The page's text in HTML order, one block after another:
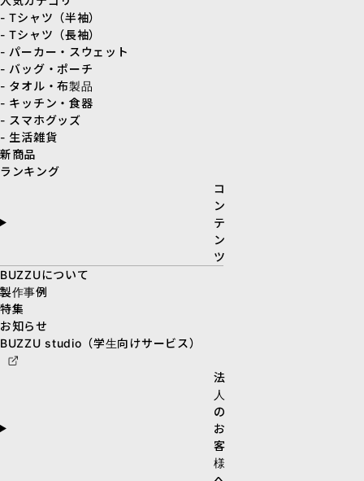
- Tシャツ（半袖）
- Tシャツ（長袖）
- パーカー・スウェット
- バッグ・ポーチ
- タオル・布製品
- キッチン・食器
- スマホグッズ
- 生活雑貨
新商品
ランキング
コ
ン
テ
ン
ツ
BUZZUについて
製作事例
特集
お知らせ
BUZZU studio（学生向けサービス）
法
人
の
お
客
様